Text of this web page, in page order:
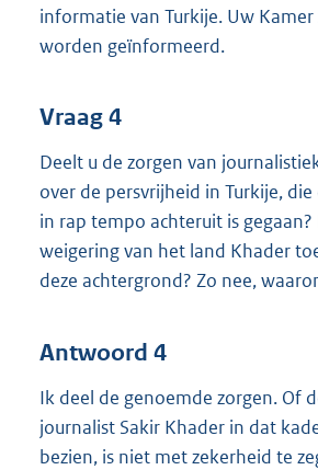
informatie van Turkije. Uw
worden geïnformeerd.
Vraag 4
Deelt u de zorgen van
over de persvrijheid in Turkije,
in rap tempo achteruit is gegaan?
weigering van het land Khader
deze achtergrond? Zo nee,
Antwoord 4
Ik deel de genoemde zorgen. Of
journalist Sakir Khader in dat
bezien, is niet met zekerheid te